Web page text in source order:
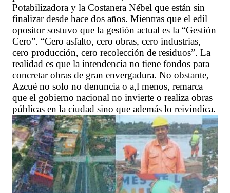
Potabilizadora y la Costanera Nébel que están sin
finalizar desde hace dos años. Mientras que el edil
opositor sostuvo que la gestión actual es la “Gestión
Cero”. “Cero asfalto, cero obras, cero industrias,
cero producción, cero recolección de residuos”. La
realidad es que la intendencia no tiene fondos para
concretar obras de gran envergadura. No obstante,
Azcué no solo no denuncia o a,l menos, remarca
que el gobierno nacional no invierte o realiza obras
públicas en la ciudad sino que además lo reivindica.